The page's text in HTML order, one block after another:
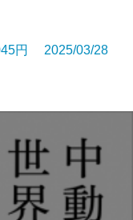
円 2025/03/28